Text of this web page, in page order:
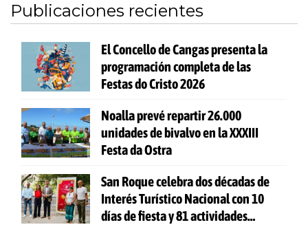
Publicaciones recientes
El Concello de Cangas presenta la
programación completa de las
Festas do Cristo 2026
Noalla prevé repartir 26.000
unidades de bivalvo en la XXXIII
Festa da Ostra
San Roque celebra dos décadas de
Interés Turístico Nacional con 10
días de fiesta y 81 actividades